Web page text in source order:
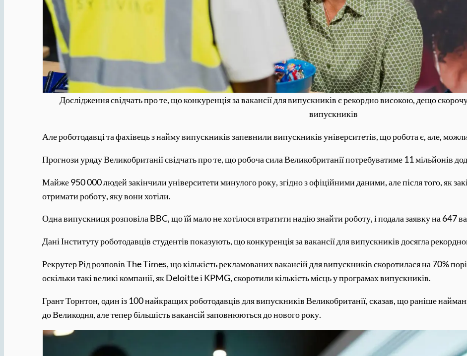
Дослідження свідчать про те, що конкуренція за вакансії для випускників є рекордно високою, дещо
випускників
Але роботодавці та фахівець з найму випускників запевнили випускників університетів, що робота є, але,
Прогнози уряду Великобританії свідчать про те, що робоча сила Великобританії потребуватиме 11 мільйонів
Майже 950 000 людей закінчили університети минулого року, згідно з офіційними даними, але після того, як
отримати роботу, яку вони хотіли.
Одна випускниця розповіла BBC, що їй мало не хотілося втратити надію знайти роботу, і подала заявку на 647
Дані Інституту роботодавців студентів показують, що конкуренція за вакансії для випускників досягла
Рекрутер Рід розповів The Times, що кількість рекламованих вакансій для випускників скоротилася на 70%
оскільки такі великі компанії, як Deloitte і KPMG, скоротили кількість місць у програмах випускників.
Грант Торнтон, один із 100 найкращих роботодавців для випускників Великобританії, сказав, що раніше
до Великодня, але тепер більшість вакансій заповнюються до нового року.